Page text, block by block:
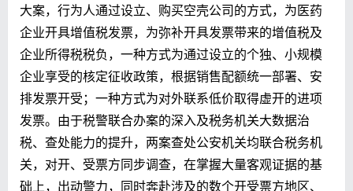
大案，行为人通过设立、购买空壳公司的方式，为医药
企业开具增值税发票，为弥补开具发票带来的增值税及
企业所得税税负， 一种方式为通过设立的个独、小规模
企业享受的核定征收政策，根据销售配额统一部署、安
排发票开受；一种方式为对外联系低价取得虚开的进项
发票。 由于税警联合办案的深入及税务机关大数据治
税、查处能力的提升，两案查处公安机关均联合税务机
关，对开、受票方同步调查，在掌握大量客观证据的基
础上，出动警力，同时奔赴涉及的数个开受票方地区、